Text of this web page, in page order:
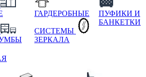
ГАРДЕРОБНЫЕ
СИСТЕМЫ
ЗЕРКАЛА
ПУФИКИ И
БАНКЕТКИ